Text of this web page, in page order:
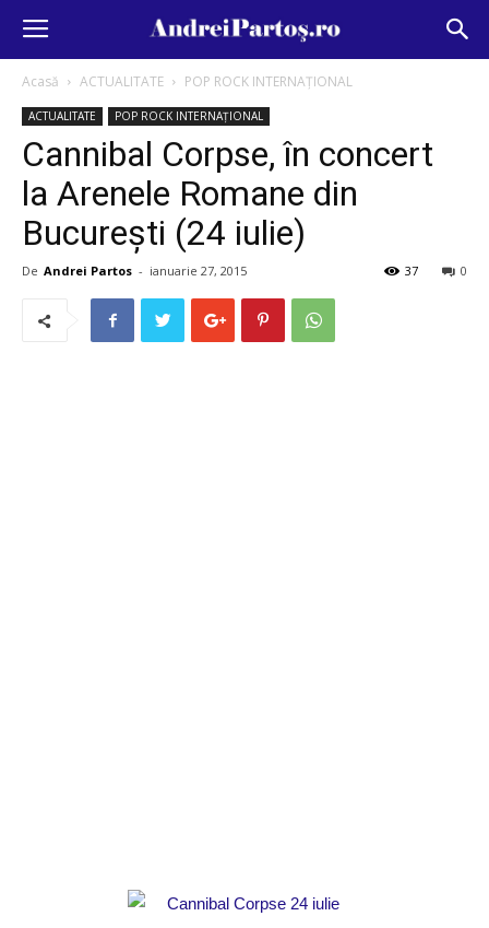
Acasă ACTUALITATE POP ROCK INTERNAȚIONAL
ACTUALITATE POP ROCK INTERNAȚIONAL
Cannibal Corpse, în concert
la Arenele Romane din
București (24 iulie)
De Andrei Partos - ianuarie 27, 2015 0
37